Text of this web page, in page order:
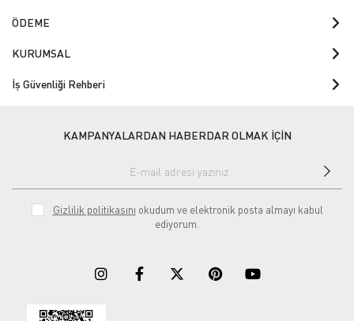
ÖDEME
KURUMSAL
İş Güvenliği Rehberi
KAMPANYALARDAN HABERDAR OLMAK İÇİN
Gizlilik politikasını okudum ve elektronik posta almayı kabul
ediyorum.